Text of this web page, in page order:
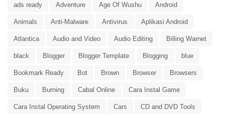
ads ready Adventure Age Of Wushu Android
Animals Anti-Malware Antivirus Aplikasi Android
Atlantica Audio and Video Audio Editing Billing Warnet
black Blogger Blogger Template Blogging blue
Bookmark Ready Bot Brown Browser Browsers
Buku Burning Cabal Online Cara Instal Game
Cara Instal Operating System Cars CD and DVD Tools